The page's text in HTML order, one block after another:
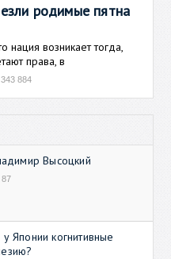
родимые пятна
нация возникает тогда,
права, в
343 884
Высоцкий
87
Японии когнитивные